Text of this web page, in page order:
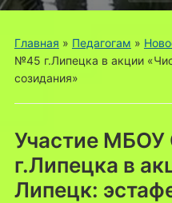
меню
Главная » Педагогам »
№45 г.Липецка в акции
созидания»
Участие
г.Липецка в
Липецк: